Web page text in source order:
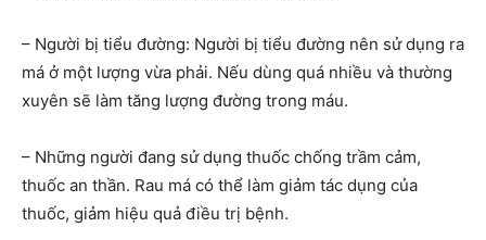
– Người bị tiểu đường: Người bị tiểu đường nên sử dụng ra
má ở một lượng vừa phải. Nếu dùng quá nhiều và thường
xuyên sẽ làm tăng lượng đường trong máu.
– Những người đang sử dụng thuốc chống trầm cảm,
thuốc an thần. Rau má có thể làm giảm tác dụng của
thuốc, giảm hiệu quả điều trị bệnh.